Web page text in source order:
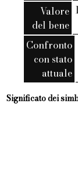
Valore
del bene
Confronto
con stato
attuale
Significato dei